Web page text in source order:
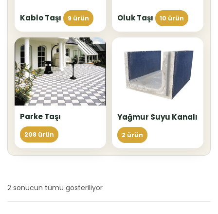
Kablo Taşı 9 ürün Oluk Taşı 10 ürün
Parke Taşı
208 ürün
Yağmur Suyu Kanalı
2 ürün
2 sonucun tümü gösteriliyor